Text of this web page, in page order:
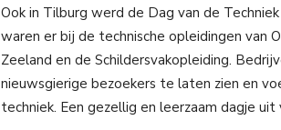
Ook in Tilburg werd de Dag van de
waren er bij de technische opleidingen van
Zeeland en de Schildersvakopleiding.
nieuwsgierige bezoekers te laten zien en
techniek. Een gezellig en leerzaam dagje uit